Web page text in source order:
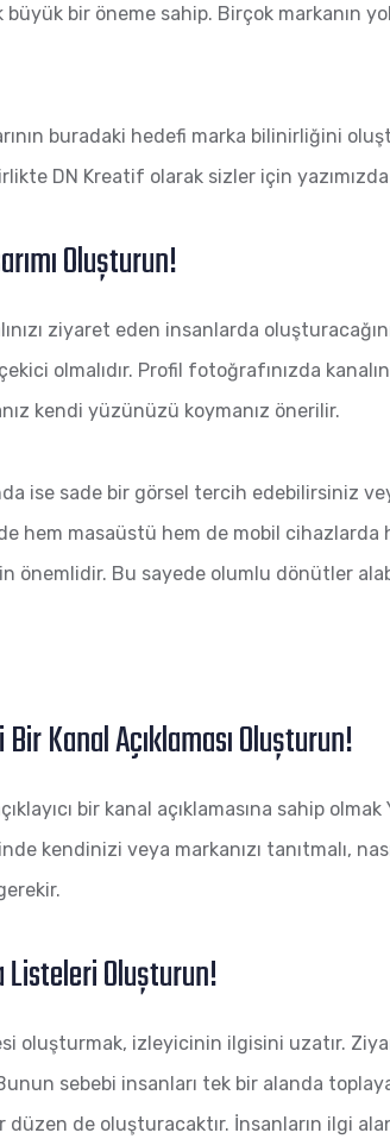
büyük bir öneme sahip. Birçok markanın
buradaki hedefi marka bilinirliğini
DN Kreatif olarak sizler için yazımızda
Oluşturun!
ziyaret eden insanlarda
olmalıdır. Profil fotoğrafınızda
kendi yüzünüzü koymanız önerilir.
ise sade bir görsel tercih edebilirsiniz
hem masaüstü hem de mobil cihazlarda
önemlidir. Bu sayede olumlu dönütler
Kanal Açıklaması Oluşturun!
bir kanal açıklamasına sahip
kendinizi veya markanızı tanıtmalı,
Oluşturun!
oluşturmak, izleyicinin ilgisini uzatır.
sebebi insanları tek bir alanda
düzen de oluşturacaktır. İnsanların ilgi